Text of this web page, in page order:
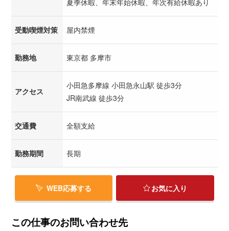
受動喫煙対策 屋内禁煙
勤務地 東京都 多摩市
アクセス
小田急多摩線 小田急永山駅 徒歩3分
JR南武線 徒歩3分
交通費 全額支給
勤務期間 長期
WEB応募する お気に入り
この仕事のお問い合わせ先